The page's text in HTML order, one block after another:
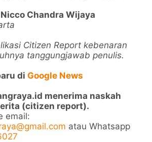
Chandra Wijaya
Citizen Report kebenaran
tanggungjawab penulis.
diGoogle News
menerima naskah
(citizen report).
email:
atau Whatsapp